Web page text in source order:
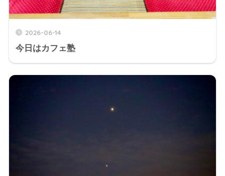
2026-06-14
今日はカフェ塾